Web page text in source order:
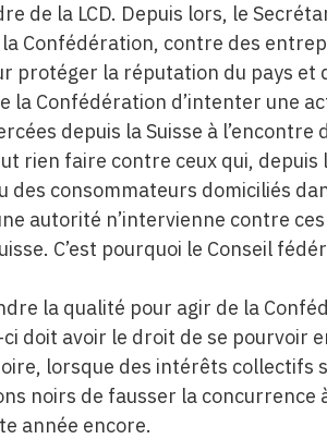
de la LCD. Depuis lors, le
Confédération, contre des
protéger la réputation du pays et
la Confédération d’intenter une
depuis la Suisse à l’encontre
rien faire contre ceux qui, depuis
consommateurs domiciliés
autorité n’intervienne contre
C’est pourquoi le Conseil
la qualité pour agir de la
doit avoir le droit de se pourvoir
lorsque des intérêts collectifs
noirs de fausser la concurrence
année encore.